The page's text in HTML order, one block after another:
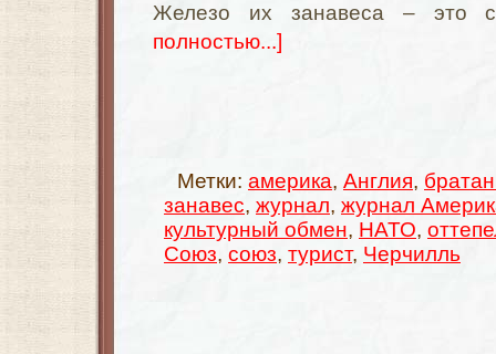
Железо их занавеса – это
полностью...]
Метки: америка, Англия,
занавес, журнал, журнал
культурный обмен, НАТО,
Союз, союз, турист, Черчилль